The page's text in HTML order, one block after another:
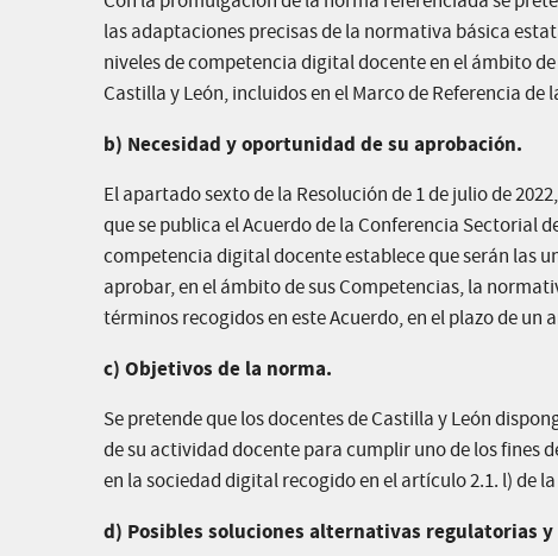
las adaptaciones precisas de la normativa básica
niveles de competencia digital docente en el ámbito
Castilla y León, incluidos en el Marco de Referencia de
b) Necesidad y oportunidad de su aprobación.
El apartado sexto de la Resolución de 1 de julio de
que se publica el Acuerdo de la Conferencia
competencia digital docente establece que serán las
aprobar, en el ámbito de sus Competencias, la
términos recogidos en este Acuerdo, en el plazo de un
c) Objetivos de la norma.
Se pretende que los docentes de Castilla y León
de su actividad docente para cumplir uno de los fines
en la sociedad digital recogido en el artículo 2.1. l) de
d) Posibles soluciones alternativas regulatorias